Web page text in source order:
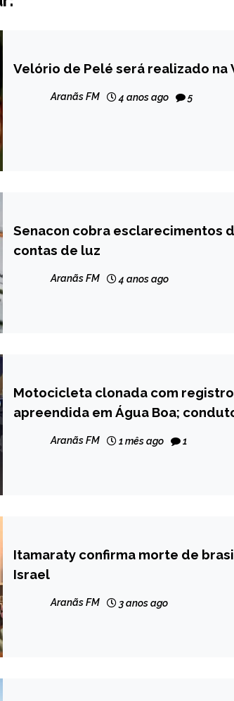
ESPORTES
NOTÍCIAS
Velório de Pelé será realizado na
Aranãs FM 4 anos ago 5
BRASIL
NOTÍCIAS
Senacon cobra esclarecimentos
contas de luz
Aranãs FM 4 anos ago
MINAS
GERAIS
NOTÍCIAS
Motocicleta clonada com
apreendida em Água Boa;
Aranãs FM 1 mês ago 1
INTERNACIONAL
NOTÍCIAS
Itamaraty confirma morte de
Israel
Aranãs FM 3 anos ago